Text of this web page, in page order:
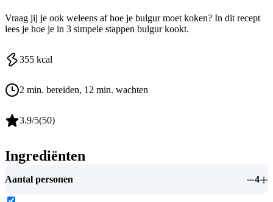
Vraag jij je ook weleens af hoe je bulgur moet koken? In dit recept
lees je hoe je in 3 simpele stappen bulgur kookt.
355 kcal
2 min. bereiden, 12 min. wachten
3.9/5(50)
Ingrediënten
Aantal personen 4